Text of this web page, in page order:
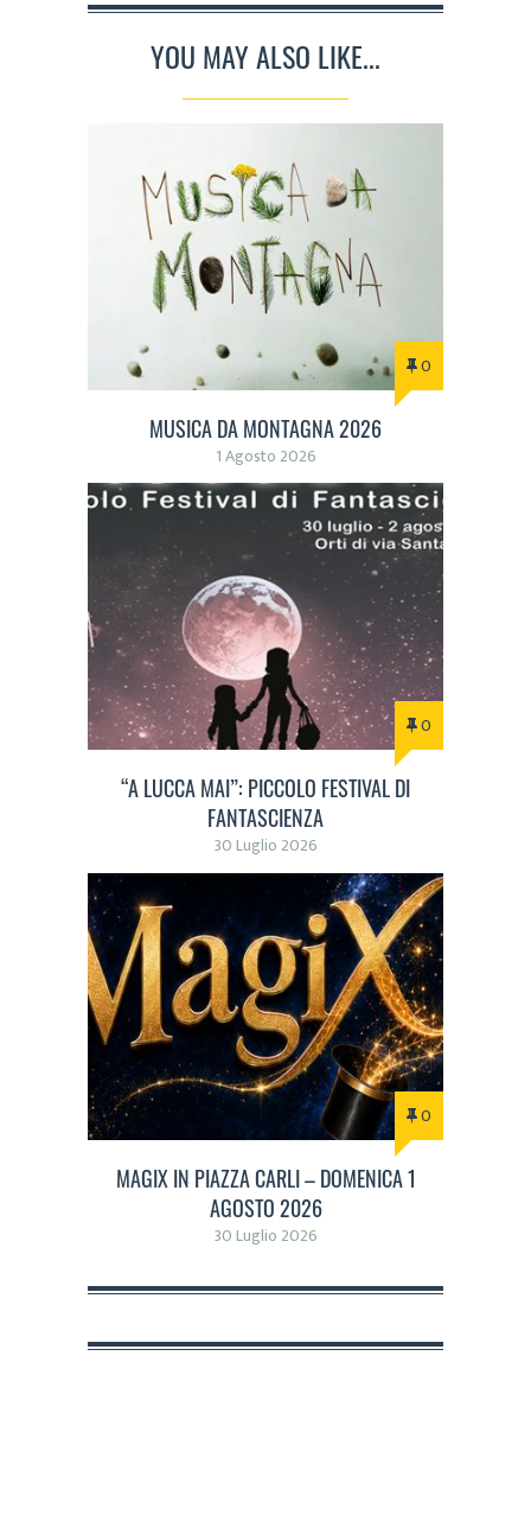
YOU MAY ALSO LIKE...
0
MUSICA DA MONTAGNA 2026
1 Agosto 2026
0
“A LUCCA MAI”: PICCOLO FESTIVAL DI
FANTASCIENZA
30 Luglio 2026
0
MAGIX IN PIAZZA CARLI – DOMENICA 1
AGOSTO 2026
30 Luglio 2026